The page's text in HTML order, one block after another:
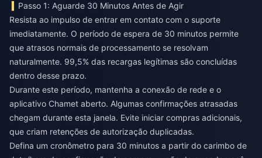
Passo 1: Aguarde 30 Minutos Antes de Agir
Resista ao impulso de entrar em contato com o suporte
imediatamente. O período de espera de 30 minutos permite
que atrasos normais de processamento se resolvam
naturalmente. 99,5% das recargas legítimas são concluídas
dentro desse prazo.
Durante este período, mantenha a conexão de rede e o
aplicativo Chamet aberto. Algumas confirmações atrasadas
chegam durante esta janela. Evite iniciar compras adicionais,
que criam retenções de autorização duplicadas.
Defina um cronômetro para 30 minutos a partir do carimbo de